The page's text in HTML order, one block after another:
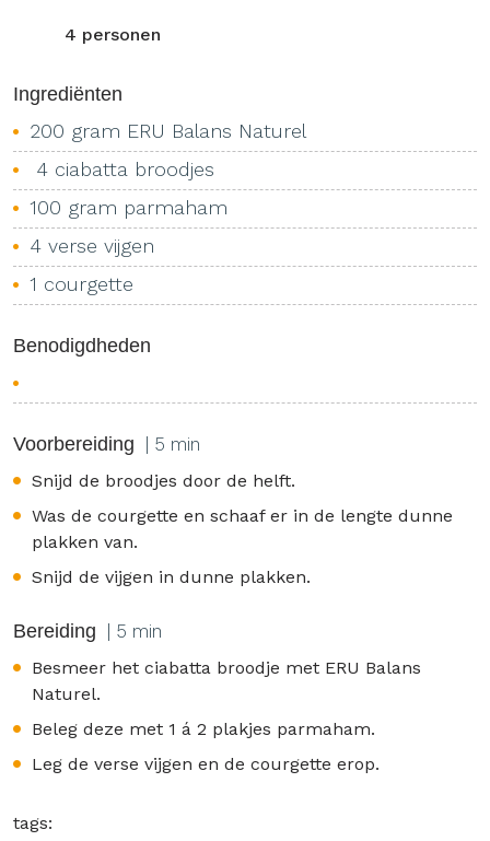
4 personen
Ingrediënten
200 gram ERU Balans Naturel
4 ciabatta broodjes
100 gram parmaham
4 verse vijgen
1 courgette
Benodigdheden
Voorbereiding | 5 min
Snijd de broodjes door de helft.
Was de courgette en schaaf er in de lengte dunne
plakken van.
Snijd de vijgen in dunne plakken.
Bereiding | 5 min
Besmeer het ciabatta broodje met ERU Balans
Naturel.
Beleg deze met 1 á 2 plakjes parmaham.
Leg de verse vijgen en de courgette erop.
tags: